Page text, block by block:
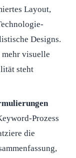
Layout,
Designs.
visuelle
steht
Prozess
die